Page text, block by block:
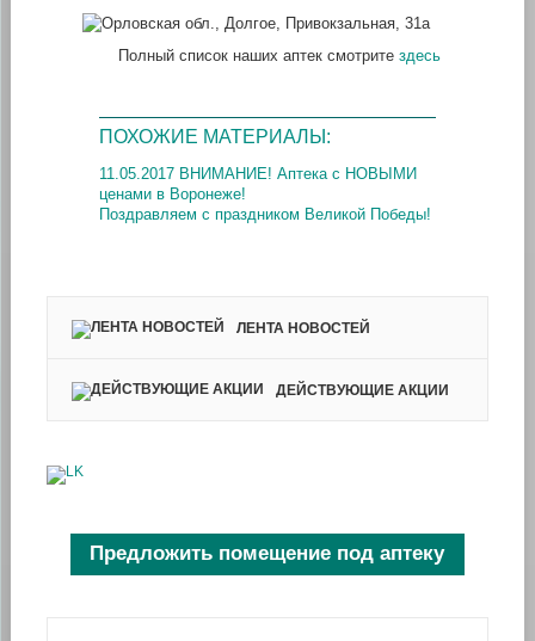
Полный список наших аптек смотрите здесь
ПОХОЖИЕ МАТЕРИАЛЫ:
11.05.2017 ВНИМАНИЕ! Аптека с НОВЫМИ
ценами в Воронеже!
Поздравляем с праздником Великой Победы!
ЛЕНТА НОВОСТЕЙ
ДЕЙСТВУЮЩИЕ АКЦИИ
Предложить помещение под аптеку